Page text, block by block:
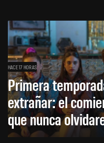
HACE 17 HORAS
Primera
extrañar: el
que nunca